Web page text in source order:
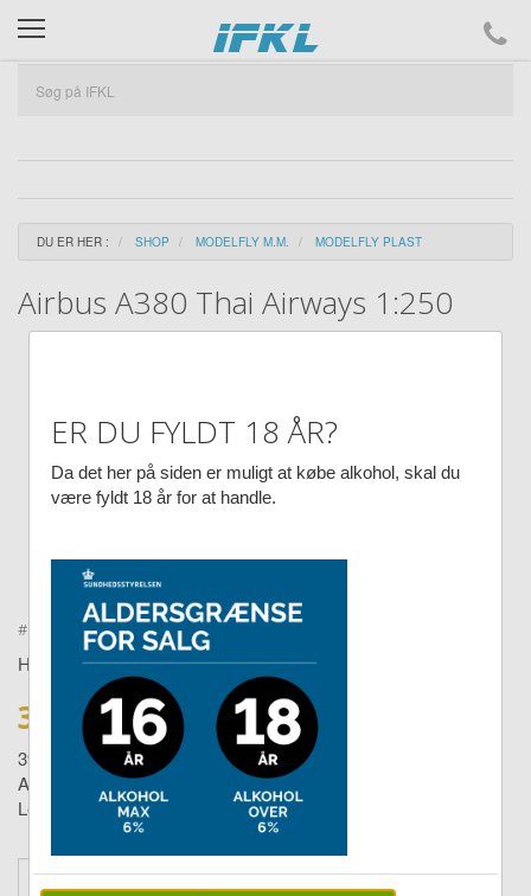
ifkl
DU ER HER : SHOP MODELFLY M.M. MODELFLY PLAST
Airbus A380 Thai Airways 1:250
# 9804402
HERPA
359,00 DKK
399,00
Airbus A380 Thai Airways 1:250
Levering:
1-4 dage
stk Læg i Kurv
ER DU FYLDT 18 ÅR?
Da det her på siden er muligt at købe alkohol, skal du
være fyldt 18 år for at handle.